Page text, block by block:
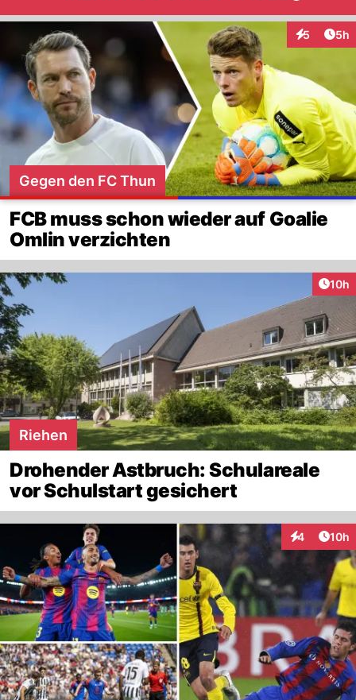
5 5h
Gegen den FC Thun
FCB muss schon wieder auf Goalie
Omlin verzichten
10h
Riehen
Drohender Astbruch: Schulareale
vor Schulstart gesichert
4
Interaktionen
10h